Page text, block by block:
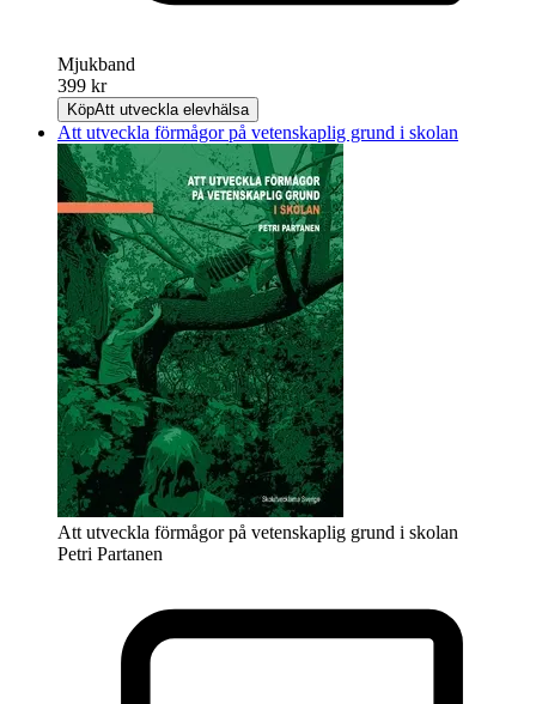
Mjukband
399 kr
KöpAtt utveckla elevhälsa
Att utveckla förmågor på vetenskaplig grund i skolan
Att utveckla förmågor på vetenskaplig grund i skolan
Petri Partanen